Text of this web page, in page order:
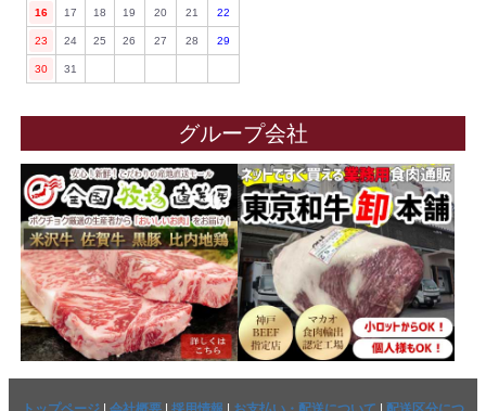
16 17 18 19 20 21 22
23 24 25 26 27 28 29
30 31
グループ会社